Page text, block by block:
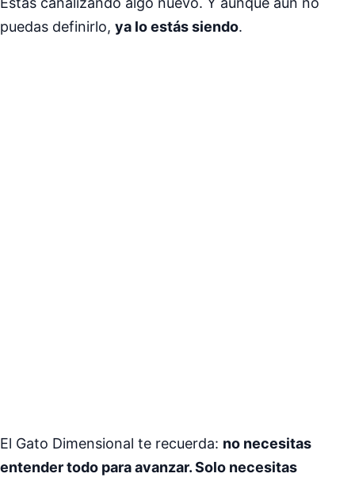
puedas definirlo, ya lo estás siendo.
El Gato Dimensional te recuerda: no necesitas
entender todo para avanzar. Solo necesitas